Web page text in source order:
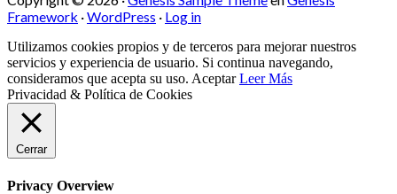
Framework ·WordPress · Log in
Utilizamos cookies propios y de terceros para mejorar nuestros
servicios y experiencia de usuario. Si continua navegando,
consideramos que acepta su uso. Aceptar Leer Más
Privacidad & Política de Cookies
Cerrar
Privacy Overview